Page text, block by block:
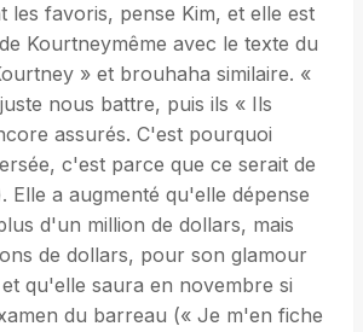
les favoris, pense Kim, et elle est
Kourtneymême avec le texte du
» et brouhaha similaire. «
nous battre, puis ils « Ils
assurés. C'est pourquoi
c'est parce que ce serait de
Elle a augmenté qu'elle dépense
d'un million de dollars, mais
de dollars, pour son glamour
qu'elle saura en novembre si
du barreau (« Je m'en fiche